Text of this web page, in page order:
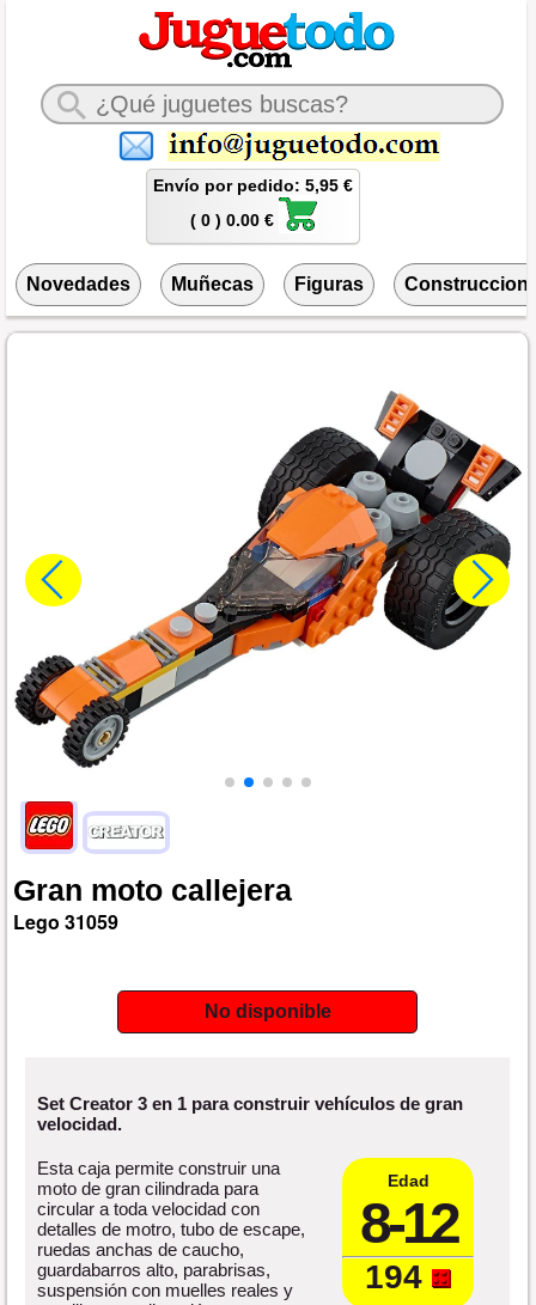
Envío por pedido: 5,95 €
( 0 ) 0.00 €
Novedades Muñecas Figuras
Gran moto callejera
Lego 31059
No disponible
Set Creator 3 en 1 para construir vehículos de gran
velocidad.
Edad
8-12
194
Esta caja permite construir una
moto de gran cilindrada para
circular a toda velocidad con
detalles de motro, tubo de escape,
ruedas anchas de caucho,
guardabarros alto, parabrisas,
suspensión con muelles reales y